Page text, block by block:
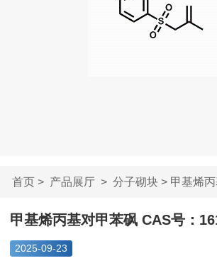
首页> 产品展厅> 分子砌块> 甲基烯丙
甲基烯丙基对甲苯砜 CAS号：
2025-09-23